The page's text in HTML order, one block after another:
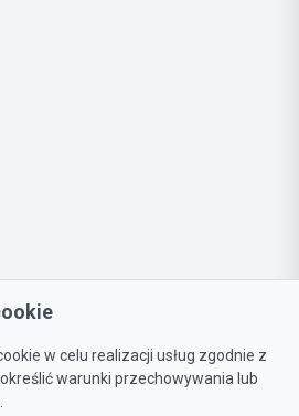
w celu realizacji usług zgodnie z
określić warunki przechowywania lub